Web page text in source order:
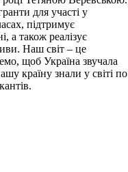
для участі у
підтримує
а також реалізує
Наш світ – це
щоб Україна звучала
країну знали у світі по